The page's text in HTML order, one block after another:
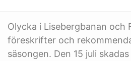
Olycka i Lisebergbanan
föreskrifter och
säsongen. Den 15 juli